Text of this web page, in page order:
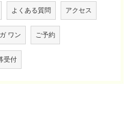
よくある質問 アクセス
ワン ご予約
受付